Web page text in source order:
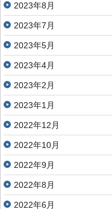
2023年8月
2023年7月
2023年5月
2023年4月
2023年2月
2023年1月
2022年12月
2022年10月
2022年9月
2022年8月
2022年6月